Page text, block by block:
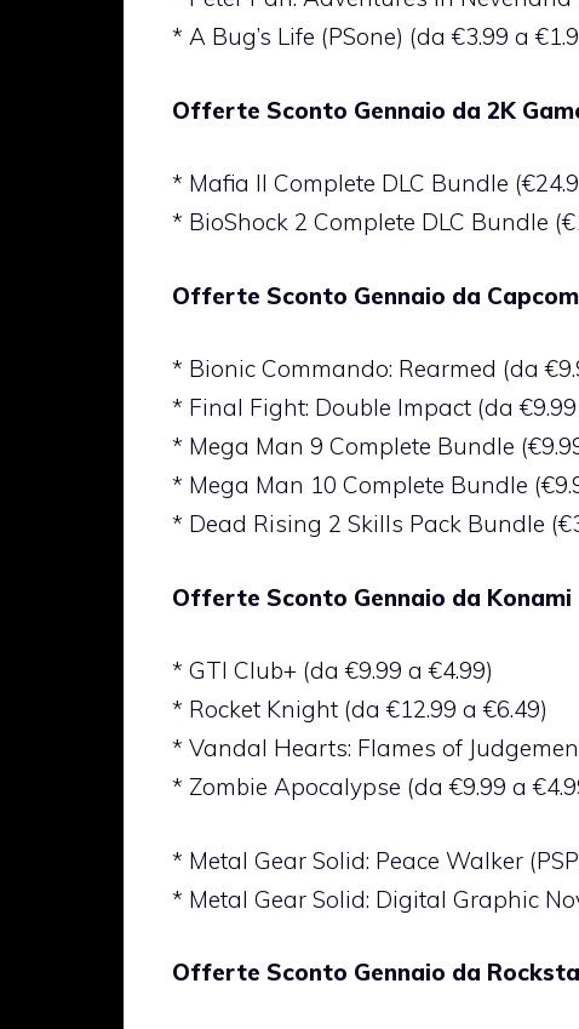
* A Bug’s Life (PSone) (da €3.99 a
Offerte Sconto Gennaio da 2K
* Mafia II Complete DLC Bundle
* BioShock 2 Complete DLC Bundle
Offerte Sconto Gennaio da Capcom
* Bionic Commando: Rearmed (da
* Final Fight: Double Impact (da €9.99
* Mega Man 9 Complete Bundle
* Mega Man 10 Complete Bundle
* Dead Rising 2 Skills Pack Bundle
Offerte Sconto Gennaio da Konami
* GTI Club+ (da €9.99 a €4.99)
* Rocket Knight (da €12.99 a €6.49)
* Vandal Hearts: Flames of
* Zombie Apocalypse (da €9.99 a
* Metal Gear Solid: Peace Walker
* Metal Gear Solid: Digital Graphic
Offerte Sconto Gennaio da